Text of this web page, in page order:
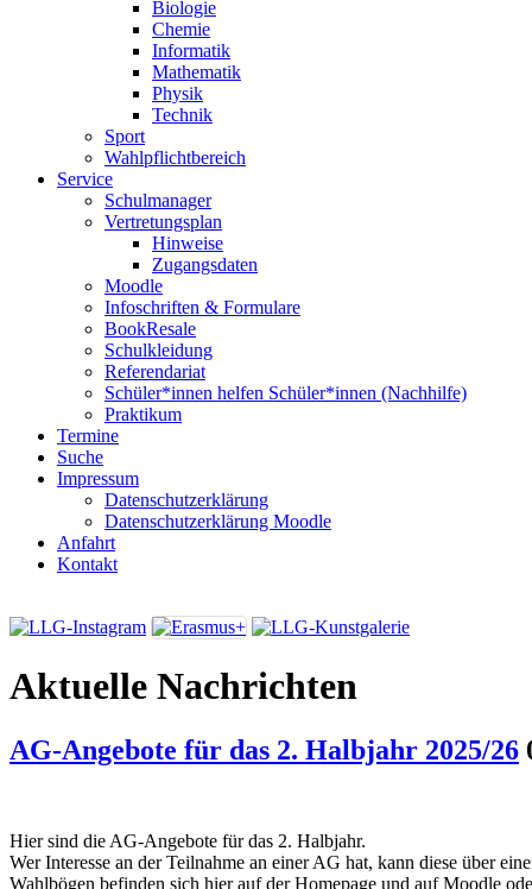
Biologie
Chemie
Informatik
Mathematik
Physik
Technik
Sport
Wahlpflichtbereich
Service
Schulmanager
Vertretungsplan
Hinweise
Zugangsdaten
Moodle
Infoschriften & Formulare
BookResale
Schulkleidung
Referendariat
Schüler*innen helfen Schüler*innen (Nachhilfe)
Praktikum
Termine
Suche
Impressum
Datenschutzerklärung
Datenschutzerklärung Moodle
Anfahrt
Kontakt
Aktuelle Nachrichten
AG-Angebote für das 2. Halbjahr 2025/26
Hier sind die AG-Angebote für das 2. Halbjahr.
Wer Interesse an der Teilnahme an einer AG hat, kann diese über
Wahlbögen befinden sich hier auf der Homepage und auf Moodle